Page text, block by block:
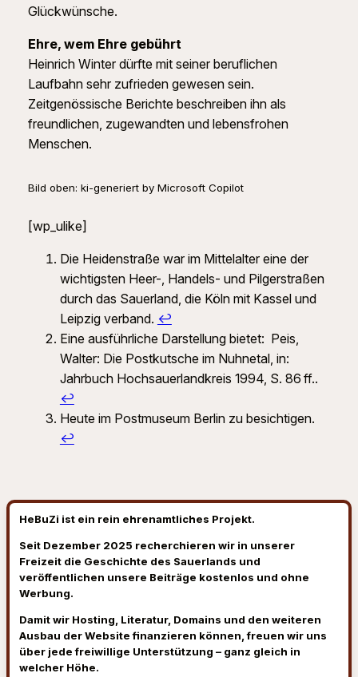
Glückwünsche.
Ehre, wem Ehre gebührt
Heinrich Winter dürfte mit seiner beruflichen
Laufbahn sehr zufrieden gewesen sein.
Zeitgenössische Berichte beschreiben ihn als
freundlichen, zugewandten und lebensfrohen
Menschen.
Bild oben: ki-generiert by Microsoft Copilot
[wp_ulike]
Die Heidenstraße war im Mittelalter eine der
wichtigsten Heer-, Handels- und Pilgerstraßen
durch das Sauerland, die Köln mit Kassel und
Leipzig verband. ↩︎
Eine ausführliche Darstellung bietet: Peis,
Walter: Die Postkutsche im Nuhnetal, in:
Jahrbuch Hochsauerlandkreis 1994, S. 86 ff..
↩︎
Heute im Postmuseum Berlin zu besichtigen.
↩︎
HeBuZi ist ein rein ehrenamtliches Projekt.
Seit Dezember 2025 recherchieren wir in unserer
Freizeit die Geschichte des Sauerlands und
veröffentlichen unsere Beiträge kostenlos und ohne
Werbung.
Damit wir Hosting, Literatur, Domains und den weiteren
Ausbau der Website finanzieren können, freuen wir uns
über jede freiwillige Unterstützung – ganz gleich in
welcher Höhe.